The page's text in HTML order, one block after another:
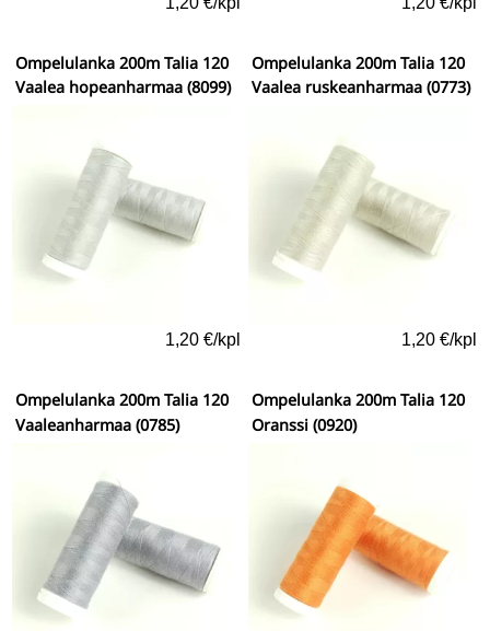
Ompelulanka 200m Talia 120
Vaalea hopeanharmaa (8099)
1,20 €/kpl
Ompelulanka 200m Talia 120
Vaalea ruskeanharmaa (0773)
1,20 €/kpl
Ompelulanka 200m Talia 120
Vaaleanharmaa (0785)
Ompelulanka 200m Talia 120
Oranssi (0920)